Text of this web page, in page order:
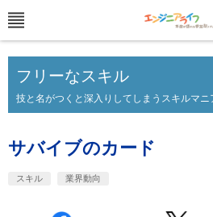
フリーなスキル
技と名がつくと深入りしてしまうスキルマニ
サバイブのカード
スキル 業界動向